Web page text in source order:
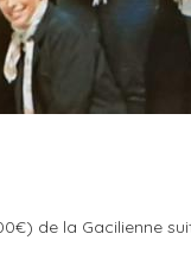
de la Gacilienne